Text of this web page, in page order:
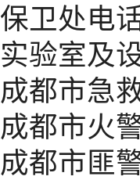
保卫处电
实验室及
成都市急
成都市火
成都市匪